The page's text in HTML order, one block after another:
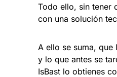
Todo ello, sin tener
con una solución
A ello se suma,
y lo que antes se
IsBast lo obtienes